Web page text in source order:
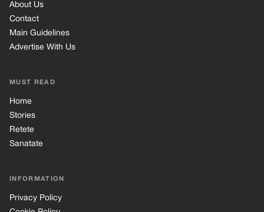
About Us
Contact
Main Guidelines
Advertise With Us
MUST READ
Home
Stories
Retete
Sanatate
INFORMATION
Privacy Policy